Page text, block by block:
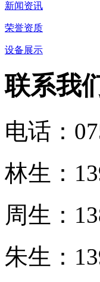
新闻资讯
荣誉资质
设备展示
联系我
电话：
林生：
周生：
朱生：